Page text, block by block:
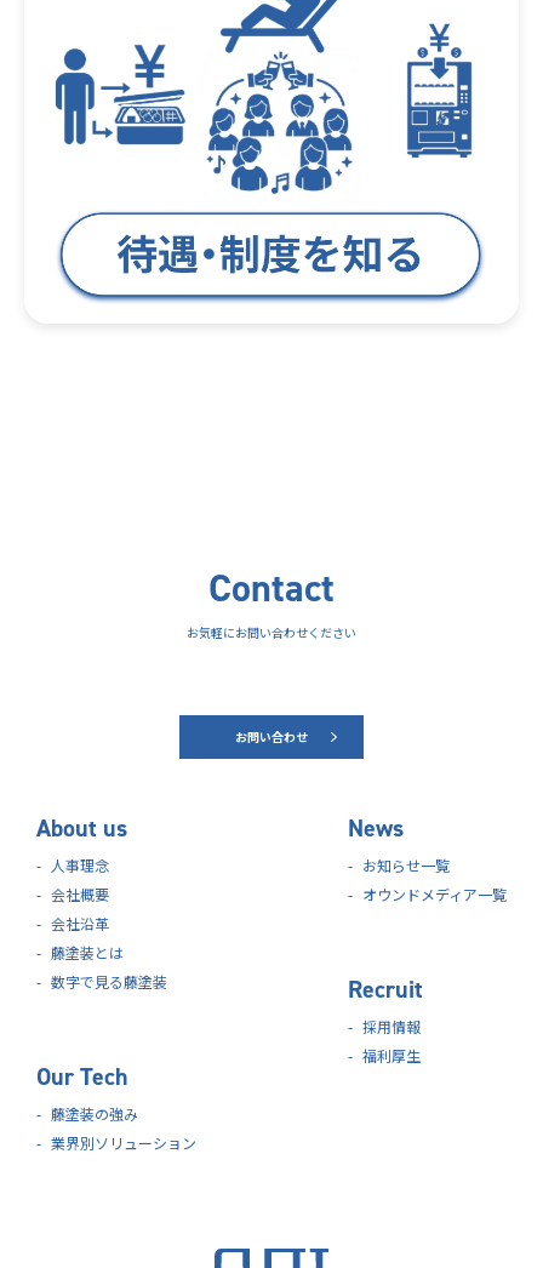
Contact
お気軽にお問い合わせください
お問い合わせ
About us
人事理念
会社概要
会社沿革
藤塗装とは
数字で見る藤塗装
Our Tech
藤塗装の強み
業界別ソリューション
News
お知らせ一覧
オウンドメディア一覧
Recruit
採用情報
福利厚生